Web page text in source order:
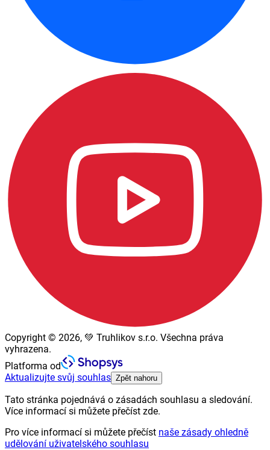
Copyright © 2026, 💚 Truhlikov s.r.o. Všechna práva
vyhrazena.
Platforma od
Aktualizujte svůj souhlas Zpět nahoru
Tato stránka pojednává o zásadách souhlasu a sledování.
Více informací si můžete přečíst zde.
Pro více informací si můžete přečíst naše zásady ohledně
udělování uživatelského souhlasu